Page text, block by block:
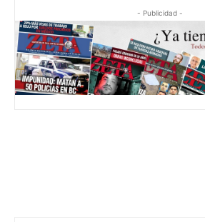
- Publicidad -